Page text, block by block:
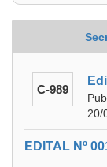
C-989
20/
EDITAL Nº